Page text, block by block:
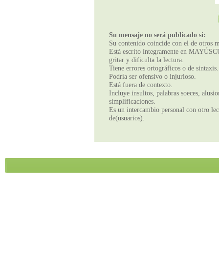
Su mensaje no será publicado si:
Su contenido coincide con el de otros
Está escrito íntegramente en
gritar y dificulta la lectura.
Tiene errores ortográficos o de sintaxis.
Podría ser ofensivo o injurioso.
Está fuera de contexto.
Incluye insultos, palabras soeces,
simplificaciones.
Es un intercambio personal con otro
de(usuarios).